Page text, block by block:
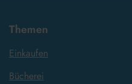
Themen
Einkaufen
Bücherei